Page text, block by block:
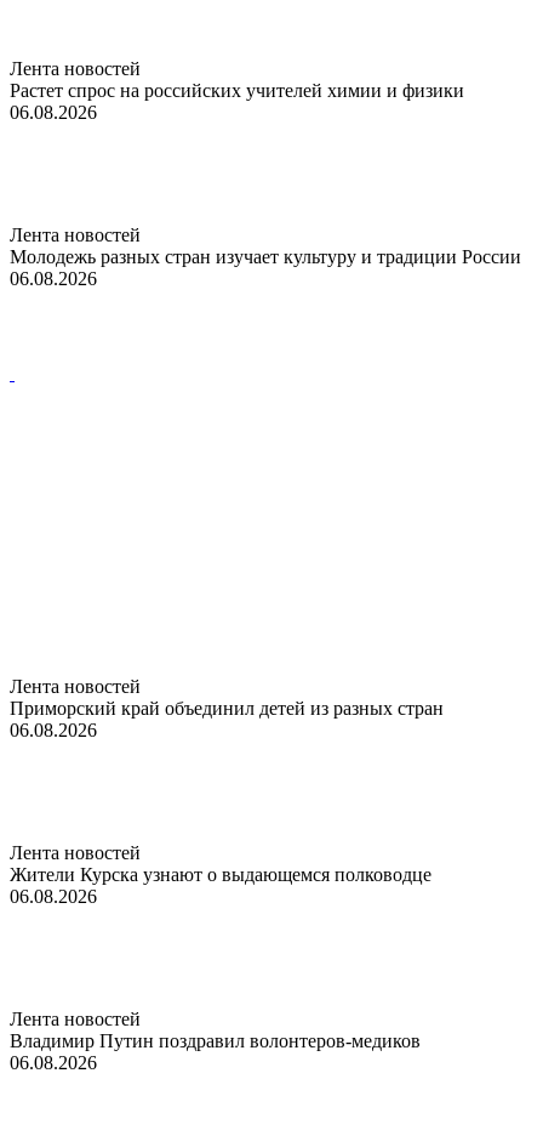
Лента новостей
Растет спрос на российских учителей химии и физики
06.08.2026
Лента новостей
Молодежь разных стран изучает культуру и традиции России
06.08.2026
Лента новостей
Приморский край объединил детей из разных стран
06.08.2026
Лента новостей
Жители Курска узнают о выдающемся полководце
06.08.2026
Лента новостей
Владимир Путин поздравил волонтеров-медиков
06.08.2026